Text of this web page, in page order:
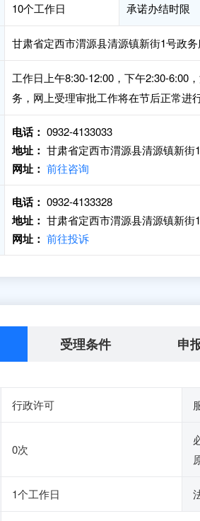
10个工作日 承诺办结时限
甘肃省定西市渭源县清源镇新街1号政
工作日上午8:30-12:00，下午2:30-6:00
务，网上受理审批工作将在节后正常进行
电话： 0932-4133033
地址： 甘肃省定西市渭源县清源镇新
网址： 前往咨询
电话： 0932-4133328
地址： 甘肃省定西市渭源县清源镇新
网址： 前往投诉
受理条件 申
行政许可
0次
1个工作日